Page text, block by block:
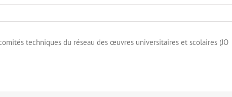
techniques du réseau des œuvres universitaires et scolaires (JO